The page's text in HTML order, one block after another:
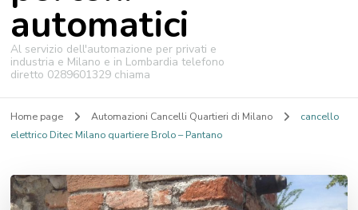
automatici
Al servizio dell'automazione per privati e
industria e Milano e in Lombardia telefono
diretto 0289601329 chiama
Home page Automazioni Cancelli Quartieri di Milano
cancello
elettrico Ditec Milano quartiere Brolo – Pantano